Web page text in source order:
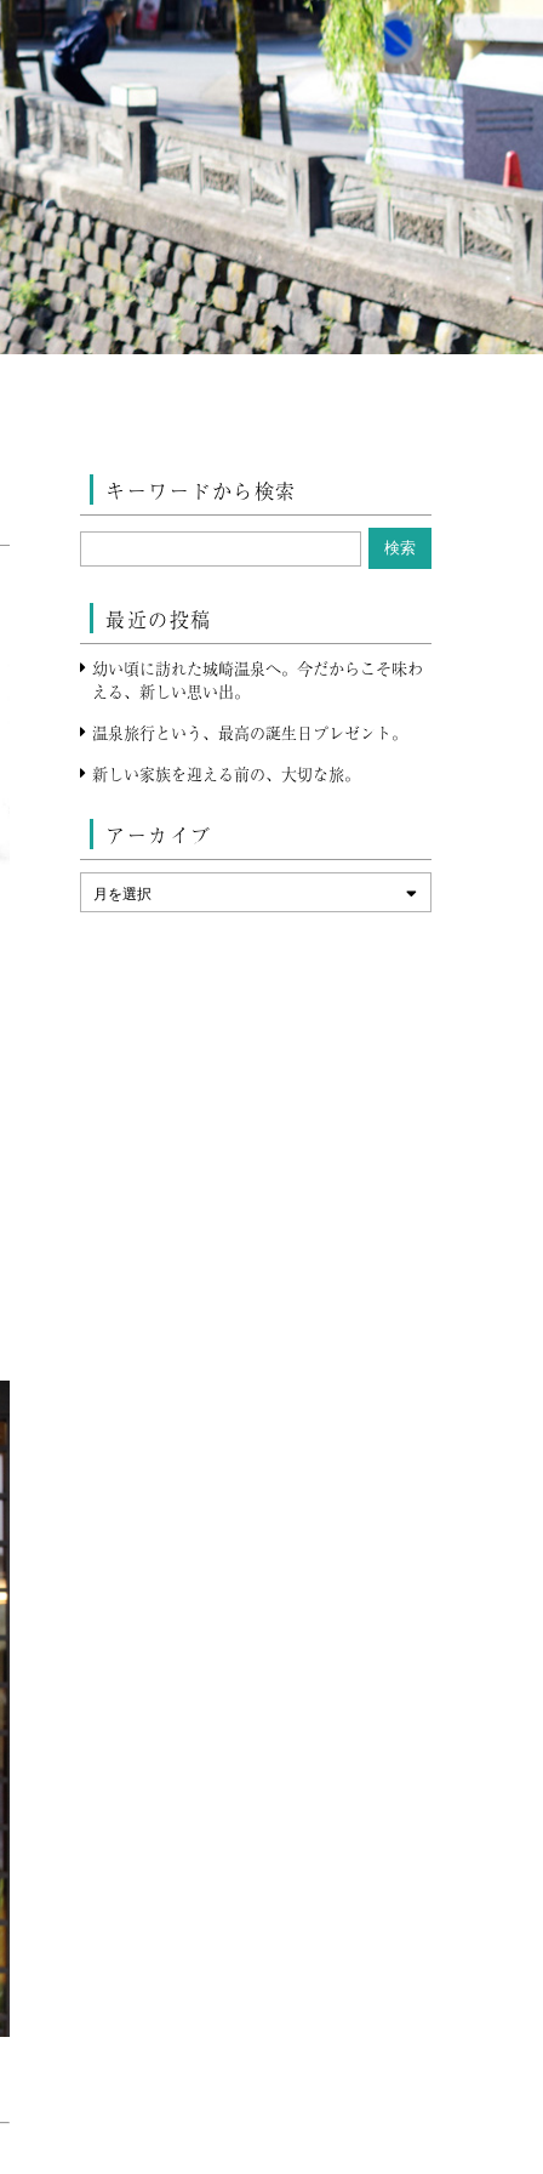
キーワードから検索
最近の投稿
幼い頃に訪れた城崎温泉へ。今だからこそ味わ
える、新しい思い出。
温泉旅行という、最高の誕生日プレゼント。
新しい家族を迎える前の、大切な旅。
アーカイブ